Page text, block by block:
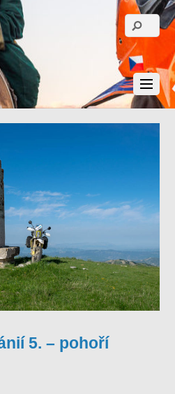
5. – pohoří